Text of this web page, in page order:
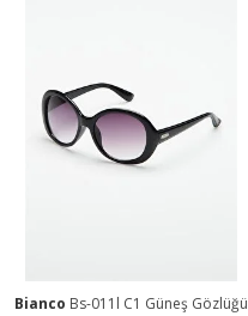
Bianco Bs-011l C1 Güneş Gözlüğü